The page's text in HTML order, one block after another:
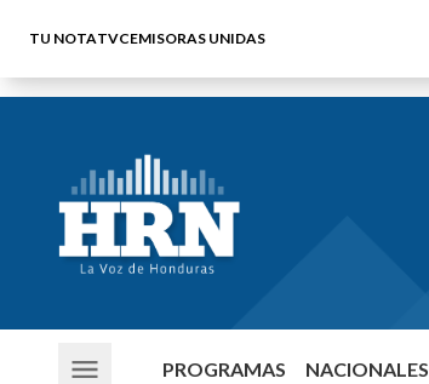
TU NOTATVCEMISORAS UNIDAS
PROGRAMAS NACIONALES